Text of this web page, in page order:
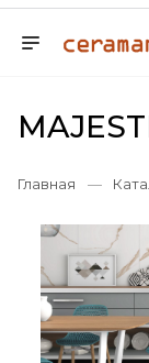
Главная —